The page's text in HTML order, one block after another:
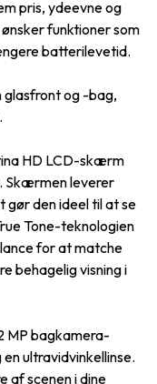
pris, ydeevne og
funktioner som
batterilevetid.
glasfront og -bag,
HD LCD-skærm
Skærmen leverer
gør den ideel til at se
Tone-teknologien
for at matche
behagelig visning i
MP bagkamera-
ultravidvinkellinse.
af scenen i dine